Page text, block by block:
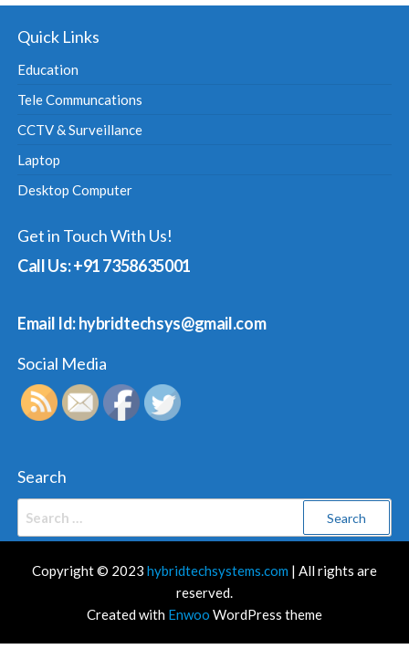
Quick Links
Education
Tele Communcations
CCTV & Surveillance
Laptop
Desktop Computer
Get in Touch With Us!
Call Us: +91 7358635001
Email Id: hybridtechsys@gmail.com
Social Media
Search
Copyright © 2023 hybridtechsystems.com | All rights are
reserved.
Created with Enwoo WordPress theme